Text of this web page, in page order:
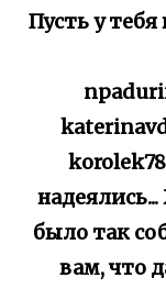
Пусть у
было так
вам, что